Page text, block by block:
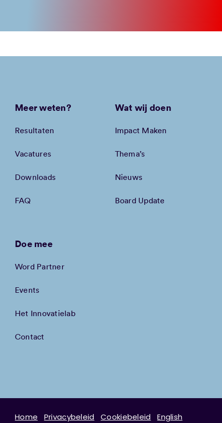
Meer weten?
Resultaten
Vacatures
Downloads
FAQ
Wat wij doen
Impact Maken
Thema’s
Nieuws
Board Update
Doe mee
Word Partner
Events
Het Innovatielab
Contact
Home Privacybeleid Cookiebeleid English